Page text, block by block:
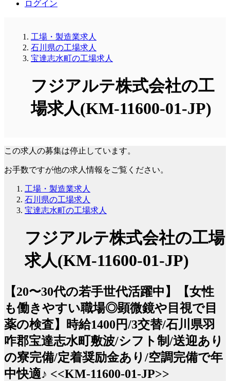
ログイン
工場・製造業求人
石川県の工場求人
宝達志水町の工場求人
フジアルテ株式会社の工
場求人(KM-11600-01-JP)
この求人の募集は停止しています。
お手数ですが他の求人情報をご覧ください。
工場・製造業求人
石川県の工場求人
宝達志水町の工場求人
フジアルテ株式会社の工場
求人(KM-11600-01-JP)
【20〜30代の若手世代活躍中】【女性
も働きやすい職場◎顕微鏡や目視で目
薬の検査】時給1400円/3交替/石川県羽
咋郡宝達志水町敷波/シフト制/送迎あり
の寮完備/定着奨励金あり/空調完備で年
中快適♪ <<KM-11600-01-JP>>